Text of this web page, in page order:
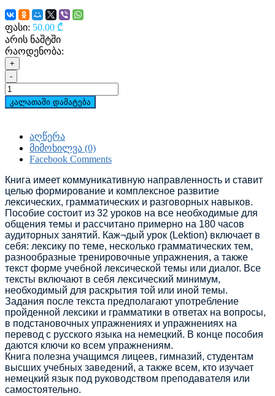
ფასი: 50.00 ₾
არის ნაშტში
რაოდენობა:
+
-
კალათაში დამატება
აღწერა
მიმოხილვა (0)
Facebook Comments
Книга имеет коммуникативную направленность и ставит
целью формирование и комплексное развитие
лексических, грамматических и разговорных навыков.
Пособие состоит из 32 уроков на все необходимые для
общения темы и рассчитано примерно на 180 часов
аудиторных занятий. Каж¬дый урок (Lektion) включает в
себя: лексику по теме, несколько грамматических тем,
разнообразные тренировочные упражнения, а также
текст форме учебной лексической темы или диалог. Все
тексты включают в себя лексический минимум,
необходимый для раскрытия той или иной темы.
Задания после текста предполагают употребление
пройденной лексики и грамматики в ответах на вопросы,
в подстановочных упражнениях и упражнениях на
перевод с русского языка на немецкий. В конце пособия
даются ключи ко всем упражнениям.
Книга полезна учащимся лицеев, гимназий, студентам
высших учебных заведений, а также всем, кто изучает
немецкий язык под руководством преподавателя или
самостоятельно.